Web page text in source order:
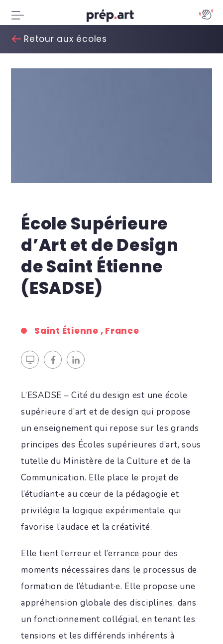
Retour aux écoles
École Supérieure
d’Art et de Design
de Saint Étienne
(ESADSE)
Saint Étienne , France
L’ESADSE – Cité du design est une école
supérieure d’art et de design qui propose
un enseignement qui repose sur les grands
principes des Écoles supérieures d’art, sous
tutelle du Ministère de la Culture et de la
Communication. Elle place le projet de
l’étudiant·e au cœur de la pédagogie et
privilégie la logique expérimentale, qui
favorise l’audace et la créativité.
Elle tient l’erreur et l’errance pour des
moments nécessaires dans le processus de
formation de l’étudiant·e. Elle propose une
appréhension globale des disciplines, dans
un fonctionnement collégial, en tenant les
tensions et les différends inhérents à